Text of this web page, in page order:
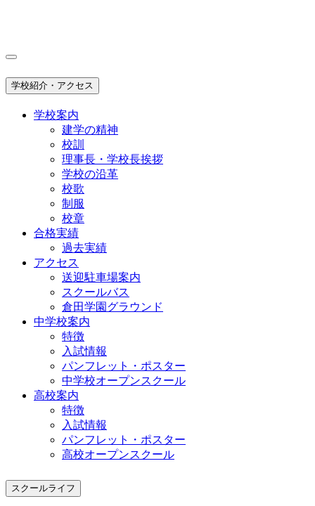
学校紹介・アクセス
学校案内
建学の精神
校訓
理事長・学校長挨拶
学校の沿革
校歌
制服
校章
合格実績
過去実績
アクセス
送迎駐車場案内
スクールバス
倉田学園グラウンド
中学校案内
特徴
入試情報
パンフレット・ポスター
中学校オープンスクール
高校案内
特徴
入試情報
パンフレット・ポスター
高校オープンスクール
スクールライフ